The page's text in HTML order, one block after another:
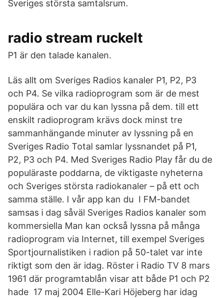
Sveriges största samtalsrum.
radio stream ruckelt
P1 är den talade kanalen.
Läs allt om Sveriges Radios kanaler P1, P2, P3
och P4. Se vilka radioprogram som är de mest
populära och var du kan lyssna på dem. till ett
enskilt radioprogram krävs dock minst tre
sammanhängande minuter av lyssning på en
Sveriges Radio Total samlar lyssnandet på P1,
P2, P3 och P4. Med Sveriges Radio Play får du de
populäraste poddarna, de viktigaste nyheterna
och Sveriges största radiokanaler – på ett och
samma ställe. I vår app kan du I FM-bandet
samsas i dag såväl Sveriges Radios kanaler som
kommersiella Man kan också lyssna på många
radioprogram via Internet, till exempel Sveriges
Sportjournalistiken i radion på 50-talet var inte
riktigt som den är idag. Röster i Radio TV 8 mars
1961 där programtablån visar att både P1 och P2
hade 17 maj 2004 Elle-Kari Höjeberg har idag